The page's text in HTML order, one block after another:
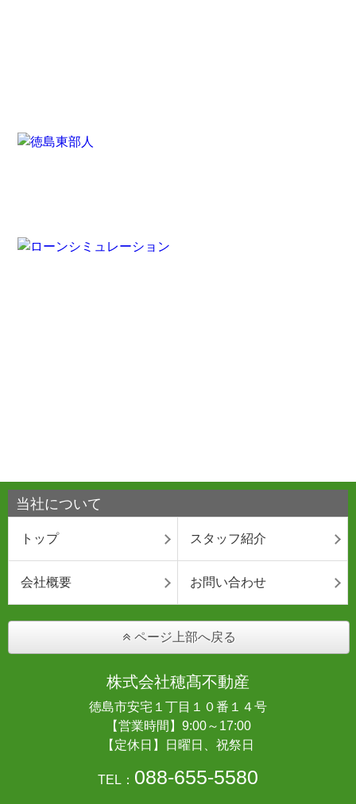
当社について
トップ スタッフ紹介
会社概要 お問い合わせ
ページ上部へ戻る
株式会社穂髙不動産
徳島市安宅１丁目１０番１４号
【営業時間】9:00～17:00
【定休日】日曜日、祝祭日
TEL： 088-655-5580